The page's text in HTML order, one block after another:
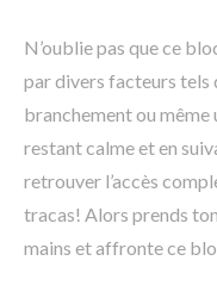
N’oublie pas que ce
par divers facteurs tels
branchement ou même
restant calme et en
retrouver l’accès
tracas! Alors prends
mains et affronte ce